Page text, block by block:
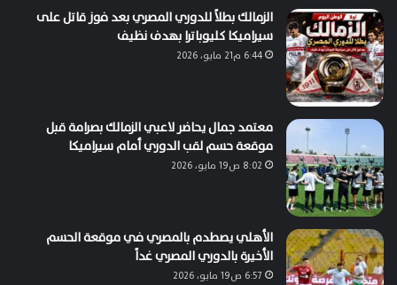
الزمالك بطلاً للدوري المصري بعد فوز قاتل على
سيراميكا كليوباترا بهدف نظيف
6:44 م21 مايو، 2026
معتمد جمال يحاضر لاعبي الزمالك بصرامة قبل
موقعة حسم لقب الدوري أمام سيراميكا
8:02 ص19 مايو، 2026
الأهلي يصطدم بالمصري في موقعة الحسم
الأخيرة بالدوري المصري غداً
6:57 ص19 مايو، 2026